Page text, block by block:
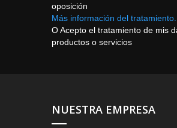
oposición
Más información del tratamiento.
O Acepto el tratamiento de mis
productos o servicios
NUESTRA EMPRESA